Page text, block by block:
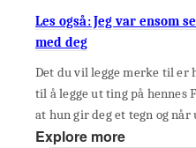
Les også: Jeg var ensom
med deg
Det du vil legge merke til er
til å legge ut ting på hennes
at hun gir deg et tegn og når
Explore more